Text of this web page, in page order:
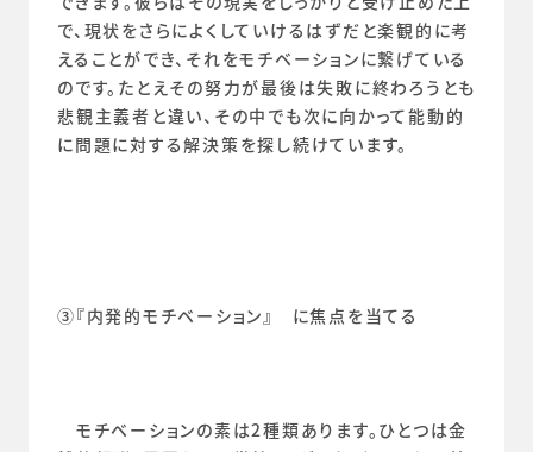
で、現状をさらによくしていけるはずだと楽観的に考
えることができ、それをモチベーションに繋げている
のです。たとえその努力が最後は失敗に終わろうとも
悲観主義者と違い、その中でも次に向かって能動的
に問題に対する解決策を探し続けています。
③『内発的モチベーション』　に焦点を当てる
モチベーションの素は2種類あります。ひとつは金